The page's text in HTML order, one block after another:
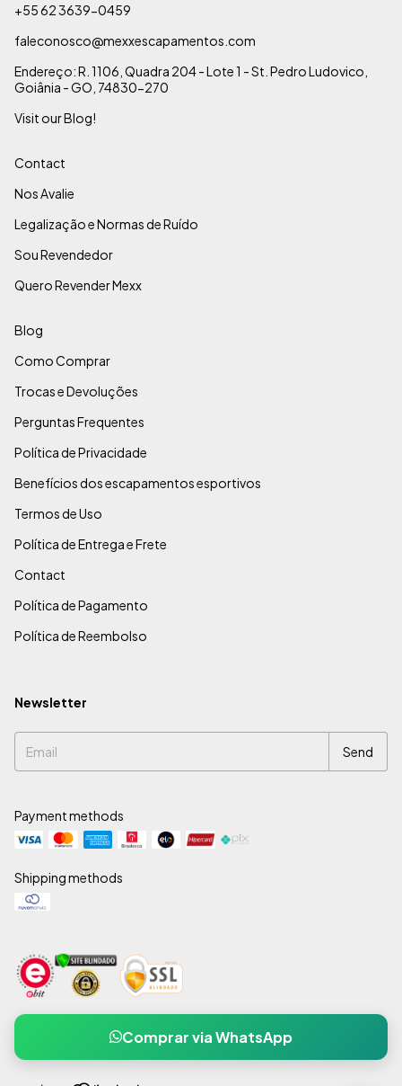
+55 62 3639-0459
faleconosco@mexxescapamentos.com
Endereço: R. 1106, Quadra 204 - Lote 1 - St. Pedro Ludovico,
Goiânia - GO, 74830-270
Visit our Blog!
Contact
Nos Avalie
Legalização e Normas de Ruído
Sou Revendedor
Quero Revender Mexx
Blog
Como Comprar
Trocas e Devoluções
Perguntas Frequentes
Política de Privacidade
Benefícios dos escapamentos esportivos
Termos de Uso
Política de Entrega e Frete
Contact
Política de Pagamento
Política de Reembolso
Newsletter
Payment methods
Shipping methods
Comprar via WhatsApp